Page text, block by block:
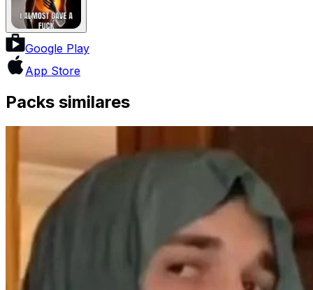
Google Play
App Store
Packs similares